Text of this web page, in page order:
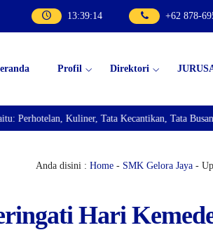
13:39:16 +62 878-
Profil Direktori
Tata Busana, Teknik Komputer dan
Anda disini : Home- SMK Gelora Jaya-
Hari